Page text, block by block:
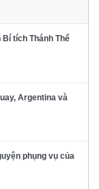
tích Thánh Thể
Argentina và
phụng vụ của